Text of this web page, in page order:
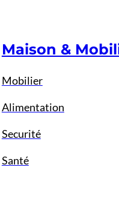
Maison &
Mobilier
Alimentation
Securité
Santé